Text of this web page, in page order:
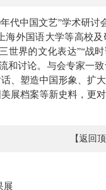
中国文艺”学术研讨
外国语大学等高校及
世界的文化表达”“战
和讨论。与会专家一
、塑造中国形象、扩
档案等新史料，更
【返回
展